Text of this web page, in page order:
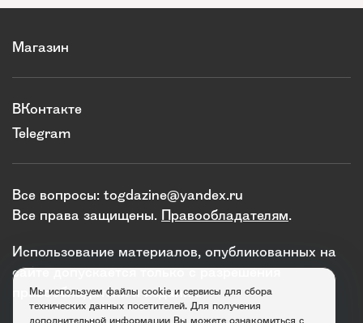
Магазин
ВКонтакте
Telegram
Все вопросы: togdazine@yandex.ru
Все права защищены. Правообладателям.
Использование материалов, опубликованных на
сайте допускается только с разрешения
правообладателя и издания.
Мы используем файлы cookie и сервисы для сбора
технических данных посетителей. Для получения
дополнительной информации Вы можете ознакомиться с